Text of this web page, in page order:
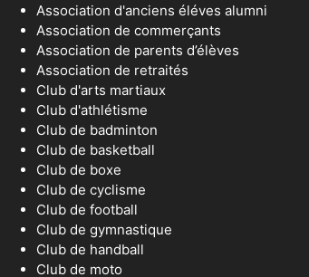
Association d'anciens éléves alumni
Association de commerçants
Association de parents d’élèves
Association de retraités
Club d'arts martiaux
Club d'athlétisme
Club de badminton
Club de basketball
Club de boxe
Club de cyclisme
Club de football
Club de gymnastique
Club de handball
Club de moto